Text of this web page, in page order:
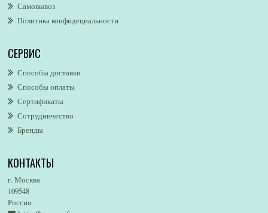
Alfred Ritchy
Alfred Sung
AllSaints
Alsayad
Altaia
Alvarez Gomez
Alviero Martini
Alyson Oldoini
American Eagle
Amore Segreto
Amorino
Самовывоз
Политика конфидециальности
СЕРВИС
Способы доставки
Способы оплаты
Сертификаты
Сотрудничество
Бренды
КОНТАКТЫ
г. Москва
109548
Россия